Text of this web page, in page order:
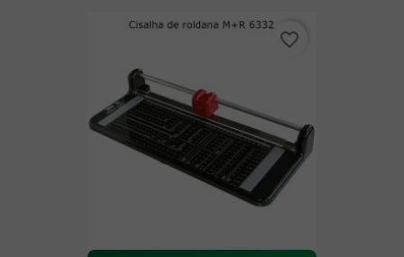
favorite_border